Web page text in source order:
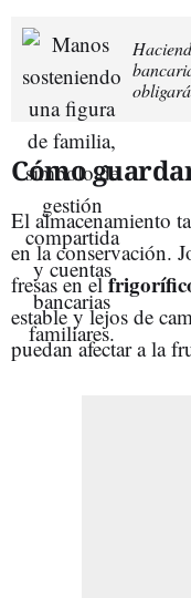
Cómo
El almacenamiento
en la conservación.
fresas en el
estable y lejos de
puedan afectar a la